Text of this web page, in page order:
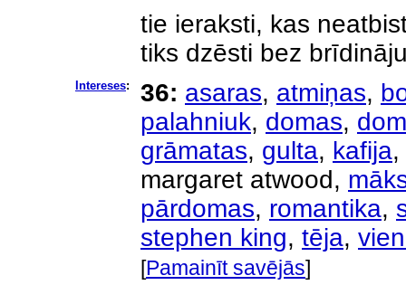
tie ieraksti, kas
tiks dzēsti bez
Intereses: 36: asaras, atmiņas,
palahniuk, domas,
grāmatas, gulta, kafija,
margaret atwood,
pārdomas, romantika,
stephen king, tēja,
[Pamainīt savējās]